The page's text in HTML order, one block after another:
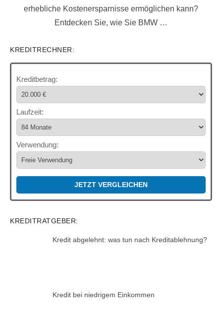
erhebliche Kostenersparnisse ermöglichen kann?
Entdecken Sie, wie Sie BMW …
KREDITRECHNER:
Kreditbetrag:
Laufzeit:
Verwendung:
JETZT VERGLEICHEN
KREDITRATGEBER:
Kredit abgelehnt: was tun nach Kreditablehnung?
Kredit bei niedrigem Einkommen